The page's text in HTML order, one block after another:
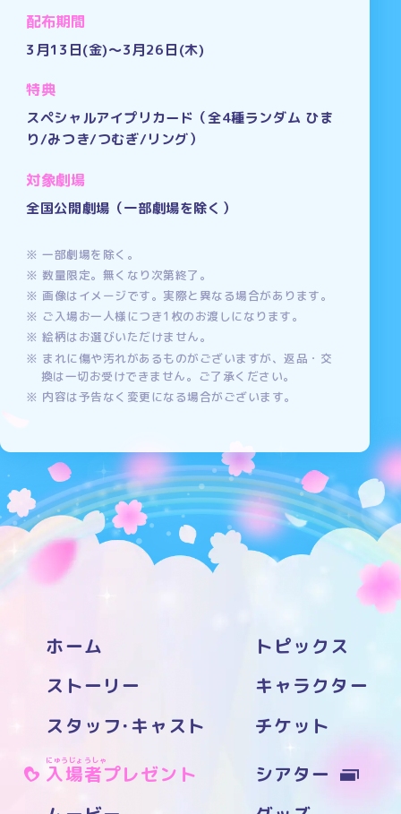
配布期間
3月13日(金)～3月26日(木)
特典
スペシャルアイプリカード（全4種ランダム ひま
り/みつき/つむぎ/リング）
対象劇場
全国公開劇場（一部劇場を除く）
一部劇場を除く。
数量限定。無くなり次第終了。
画像はイメージです。実際と異なる場合があります。
ご入場お一人様につき1枚のお渡しになります。
絵柄はお選びいただけません。
まれに傷や汚れがあるものがございますが、返品・交
換は一切お受けできません。ご了承ください。
内容は予告なく変更になる場合がございます。
ホーム
トピックス
ストーリー
キャラクター
スタッフ・キャスト
チケット
入場者
にゅうじょうしゃ
プレゼント
シアター